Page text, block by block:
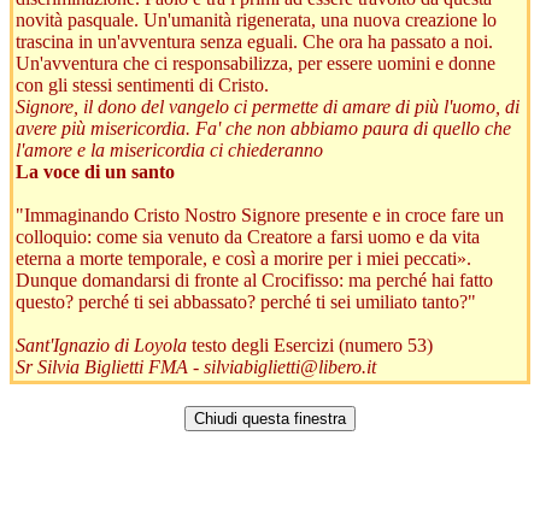
novità pasquale. Un'umanità rigenerata, una nuova creazione lo
trascina in un'avventura senza eguali. Che ora ha passato a noi.
Un'avventura che ci responsabilizza, per essere uomini e donne
con gli stessi sentimenti di Cristo.
Signore, il dono del vangelo ci permette di amare di più l'uomo, di
avere più misericordia. Fa' che non abbiamo paura di quello che
l'amore e la misericordia ci chiederanno
La voce di un santo
"Immaginando Cristo Nostro Signore presente e in croce fare un
colloquio: come sia venuto da Creatore a farsi uomo e da vita
eterna a morte temporale, e così a morire per i miei peccati».
Dunque domandarsi di fronte al Crocifisso: ma perché hai fatto
questo? perché ti sei abbassato? perché ti sei umiliato tanto?"
Sant'Ignazio di Loyola testo degli Esercizi (numero 53)
Sr Silvia Biglietti FMA - silviabiglietti@libero.it